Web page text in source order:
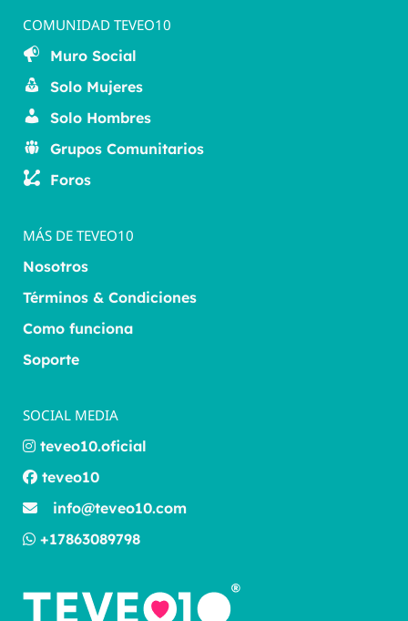
COMUNIDAD TEVEO10
Muro Social
Solo Mujeres
Solo Hombres
Grupos Comunitarios
Foros
MÁS DE TEVEO10
Nosotros
Términos & Condiciones
Como funciona
Soporte
SOCIAL MEDIA
teveo10.oficial
teveo10
info@teveo10.com
+17863089798